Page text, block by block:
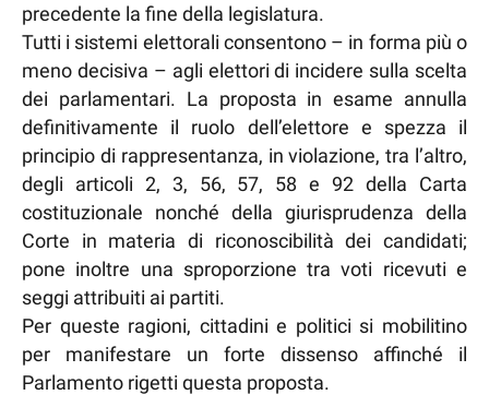
precedente la fine della legislatura.
Tutti i sistemi elettorali consentono – in forma più o
meno decisiva – agli elettori di incidere sulla scelta
dei parlamentari. La proposta in esame annulla
definitivamente il ruolo dell’elettore e spezza il
principio di rappresentanza, in violazione, tra l’altro,
degli articoli 2, 3, 56, 57, 58 e 92 della Carta
costituzionale nonché della giurisprudenza della
Corte in materia di riconoscibilità dei candidati;
pone inoltre una sproporzione tra voti ricevuti e
seggi attribuiti ai partiti.
Per queste ragioni, cittadini e politici si mobilitino
per manifestare un forte dissenso affinché il
Parlamento rigetti questa proposta.